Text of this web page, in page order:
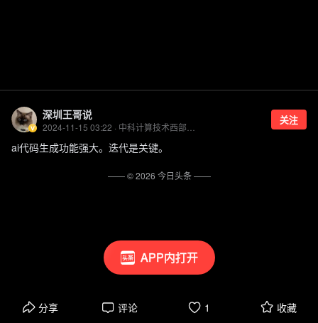
APP内打开
深圳王哥说 关注
ai代码生成功能强大。迭代是关键。
分享 评论 1 收藏
—— ©2026 今日头条——